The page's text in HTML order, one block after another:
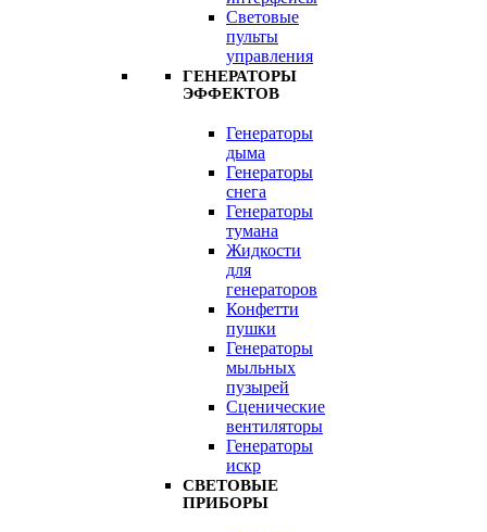
Световые
пульты
управления
ГЕНЕРАТОРЫ
ЭФФЕКТОВ
Генераторы
дыма
Генераторы
снега
Генераторы
тумана
Жидкости
для
генераторов
Конфетти
пушки
Генераторы
мыльных
пузырей
Сценические
вентиляторы
Генераторы
искр
СВЕТОВЫЕ
ПРИБОРЫ